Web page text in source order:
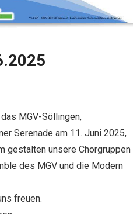
MGV-Söllingen,
Serenade am 11. Juni 2025,
gestalten unsere Chorgruppen
des MGV und die Modern
freuen.